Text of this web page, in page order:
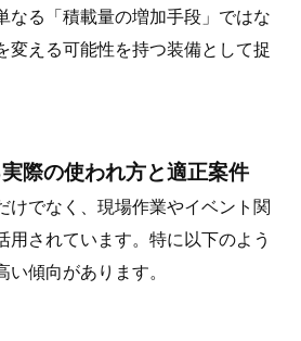
なる「積載量の増加手段」ではな
変える可能性を持つ装備として捉
際の使われ方と適正案件
けでなく、現場作業やイベント関
用されています。特に以下のよう
傾向があります。